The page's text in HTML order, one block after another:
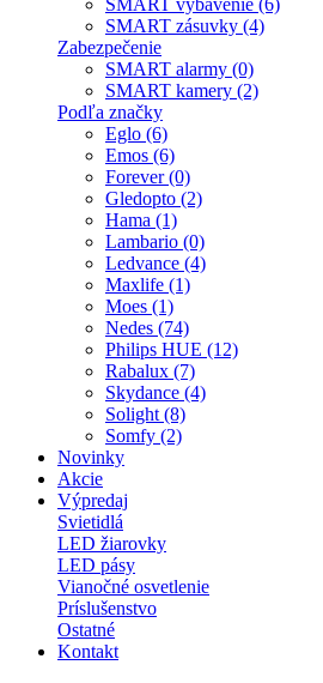
SMART vybavenie (6)
SMART zásuvky (4)
Zabezpečenie
SMART alarmy (0)
SMART kamery (2)
Podľa značky
Eglo (6)
Emos (6)
Forever (0)
Gledopto (2)
Hama (1)
Lambario (0)
Ledvance (4)
Maxlife (1)
Moes (1)
Nedes (74)
Philips HUE (12)
Rabalux (7)
Skydance (4)
Solight (8)
Somfy (2)
Novinky
Akcie
Výpredaj
Svietidlá
LED žiarovky
LED pásy
Vianočné osvetlenie
Príslušenstvo
Ostatné
Kontakt